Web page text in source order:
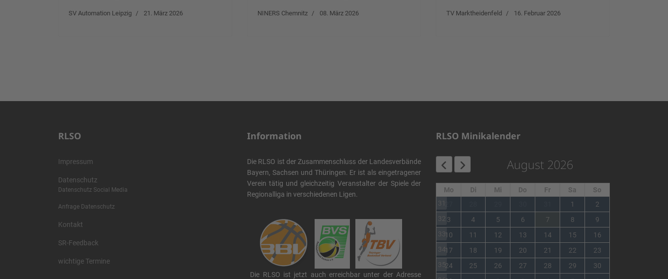
SV Automation Leipzig 21. März 2026 NINERS Chemnitz 08. März 2026 TV Marktheidenfeld 16. Februar 2026
RLSO
Impressum
Datenschutz
Datenschutz Social Media
Anfrage Datenschutz
Kontakt
SR-Feedback
wichtige Termine
Information
Die RLSO ist der Zusammenschluss der Landesverbände
Bayern, Sachsen und Thüringen. Er ist als eingetragener
Verein tätig und gleichzeitig Veranstalter der Spiele der
Regionalliga in verschiedenen Ligen.
Die RLSO ist jetzt auch erreichbar unter der Adresse
RLSO Minikalender
August 2026
Mo Di Mi Do Fr Sa
So
31
1
2
32 3 4 5 6 7 8
9
3310 11 12 13 14 15
16
3417 18 19 20 21 22
23
3524 25 26 27 28 29
30